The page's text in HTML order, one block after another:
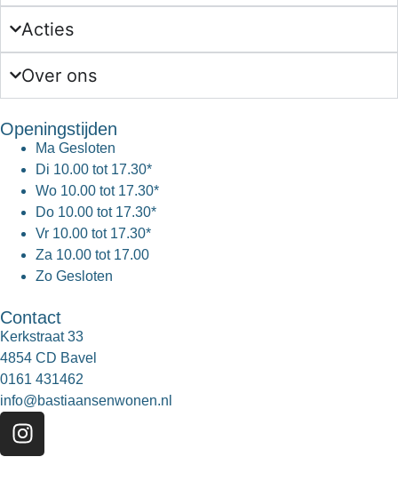
Acties
Over ons
Openingstijden
Ma Gesloten
Di 10.00 tot 17.30*
Wo 10.00 tot 17.30*
Do 10.00 tot 17.30*
Vr 10.00 tot 17.30*
Za 10.00 tot 17.00
Zo Gesloten
Contact
Kerkstraat 33
4854 CD Bavel
0161 431462
info@bastiaansenwonen.nl